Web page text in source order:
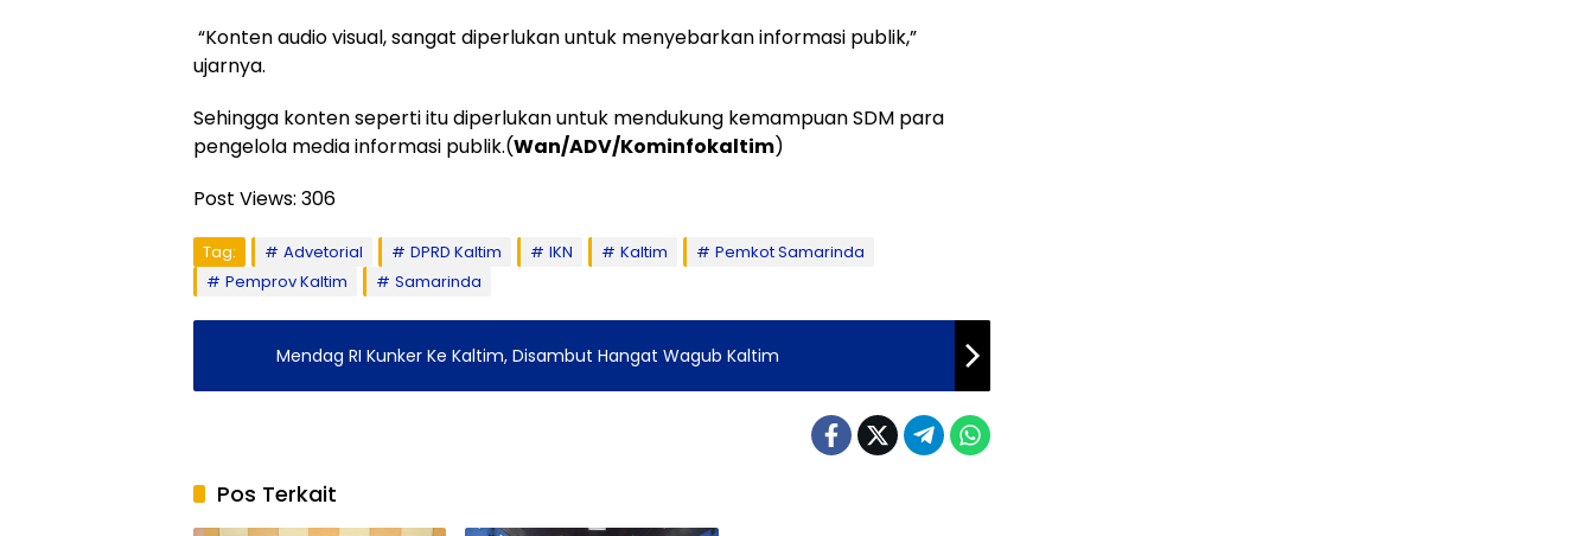
“Konten audio visual, sangat diperlukan untuk menyebarkan informasi publik,”
ujarnya.
Sehingga konten seperti itu diperlukan untuk mendukung kemampuan SDM para
pengelola media informasi publik.(Wan/ADV/Kominfokaltim)
Post Views: 306
Tag: Advetorial DPRD Kaltim IKN Kaltim
Pemkot Samarinda
Pemprov Kaltim
Samarinda
Mendag RI Kunker Ke Kaltim, Disambut Hangat Wagub Kaltim
Pos Terkait